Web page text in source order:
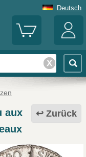
Deutsch
Zurück
aux